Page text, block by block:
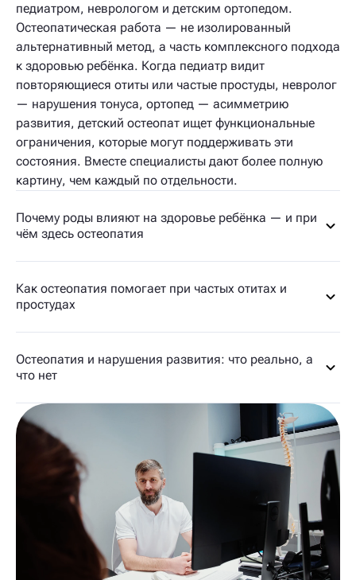
педиатром, неврологом и детским ортопедом.
Остеопатическая работа — не изолированный
альтернативный метод, а часть комплексного подхода
к здоровью ребёнка. Когда педиатр видит
повторяющиеся отиты или частые простуды, невролог
— нарушения тонуса, ортопед — асимметрию
развития, детский остеопат ищет функциональные
ограничения, которые могут поддерживать эти
состояния. Вместе специалисты дают более полную
картину, чем каждый по отдельности.
Почему роды влияют на здоровье ребёнка — и при
чём здесь остеопатия
Как остеопатия помогает при частых отитах и
простудах
Остеопатия и нарушения развития: что реально, а
что нет